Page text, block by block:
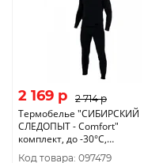
2 169 p 2 714 p
Термобелье "CИБИРСКИЙ
СЛЕДОПЫТ - Comfort"
комплект, до -30°С,
двухслойное, р.56
Код товара: 097479